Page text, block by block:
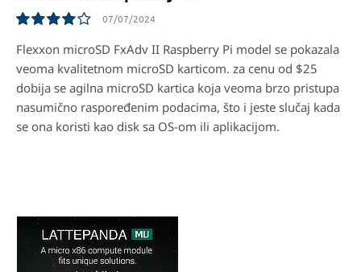
8.1
07/07/2024
Flexxon microSD FxAdv II Raspberry Pi model se pokazala
veoma kvalitetnom microSD karticom. za cenu od $25
dobija se agilna microSD kartica koja veoma brzo pristupa
nasumično raspoređenim podacima, što i jeste slučaj kada
se ona koristi kao disk sa OS-om ili aplikacijom.